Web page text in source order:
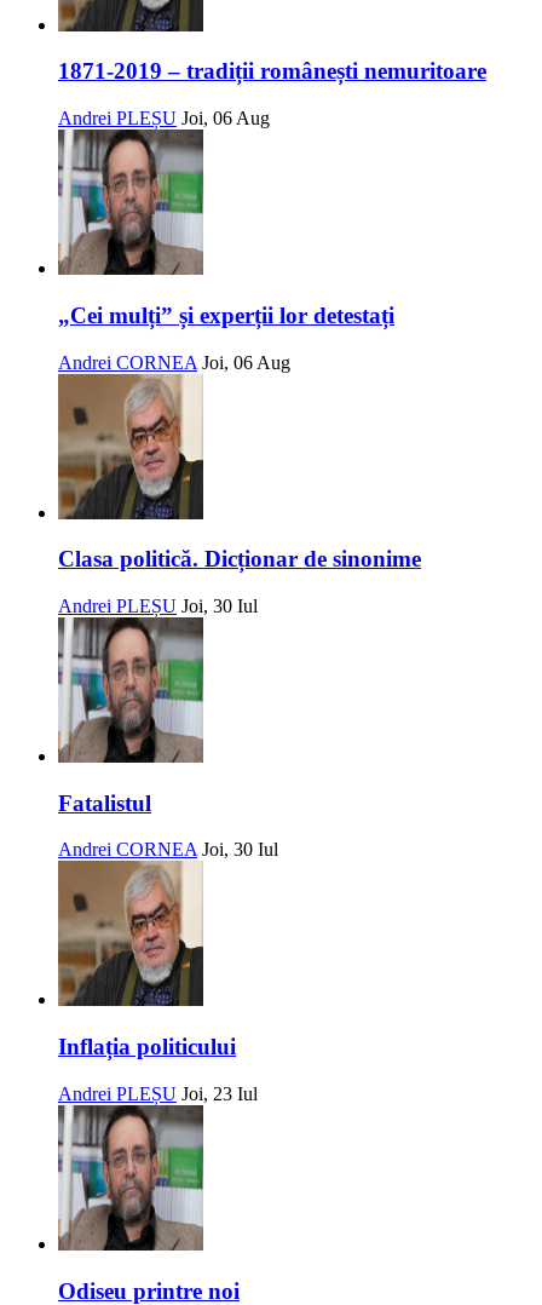
1871-2019 – tradiții românești nemuritoare
Andrei PLEȘU Joi, 06 Aug
„Cei mulți” și experții lor detestați
Andrei CORNEA Joi, 06 Aug
Clasa politică. Dicționar de sinonime
Andrei PLEȘU Joi, 30 Iul
Fatalistul
Andrei CORNEA Joi, 30 Iul
Inflația politicului
Andrei PLEȘU Joi, 23 Iul
Odiseu printre noi